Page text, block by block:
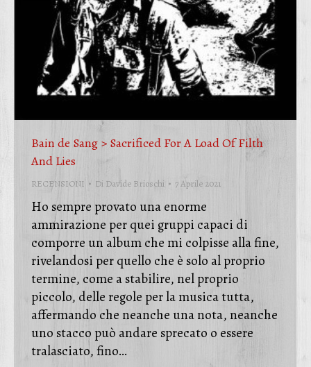
Bain de Sang > Sacrificed For A Load Of Filth
And Lies
RECENSIONI Di Davide Brioschi 7 Aprile 2021
Ho sempre provato una enorme
ammirazione per quei gruppi capaci di
comporre un album che mi colpisse alla fine,
rivelandosi per quello che è solo al proprio
termine, come a stabilire, nel proprio
piccolo, delle regole per la musica tutta,
affermando che neanche una nota, neanche
uno stacco può andare sprecato o essere
tralasciato, fino…